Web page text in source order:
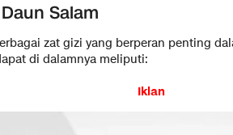
Salam
zat gizi yang berperan penting
di dalamnya meliputi:
Iklan